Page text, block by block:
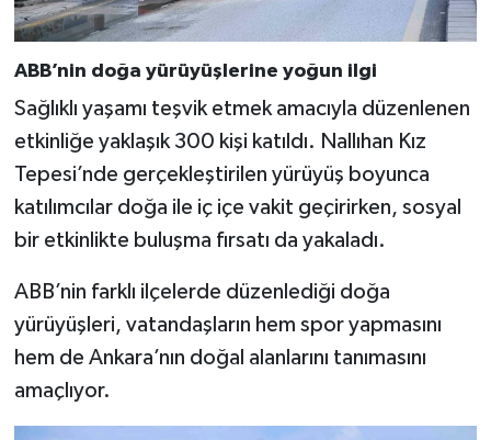
ABB’nin doğa yürüyüşlerine yoğun ilgi
Sağlıklı yaşamı teşvik etmek amacıyla düzenlenen
etkinliğe yaklaşık 300 kişi katıldı. Nallıhan Kız
Tepesi’nde gerçekleştirilen yürüyüş boyunca
katılımcılar doğa ile iç içe vakit geçirirken, sosyal
bir etkinlikte buluşma fırsatı da yakaladı.
ABB’nin farklı ilçelerde düzenlediği doğa
yürüyüşleri, vatandaşların hem spor yapmasını
hem de Ankara’nın doğal alanlarını tanımasını
amaçlıyor.